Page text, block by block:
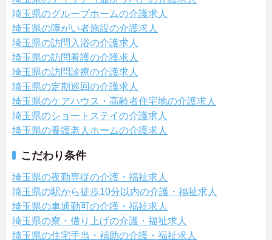
埼玉県のグループホームの介護求人
埼玉県の障がい者施設の介護求人
埼玉県の訪問入浴の介護求人
埼玉県の訪問看護の介護求人
埼玉県の訪問診療の介護求人
埼玉県の定期巡回の介護求人
埼玉県のケアハウス・高齢者住宅地の介護求人
埼玉県のショートステイの介護求人
埼玉県の養護老人ホームの介護求人
こだわり条件
埼玉県の夜勤専従の介護・福祉求人
埼玉県の駅から徒歩10分以内の介護・福祉求人
埼玉県の車通勤可の介護・福祉求人
埼玉県の寮・借り上げの介護・福祉求人
埼玉県の住宅手当・補助の介護・福祉求人